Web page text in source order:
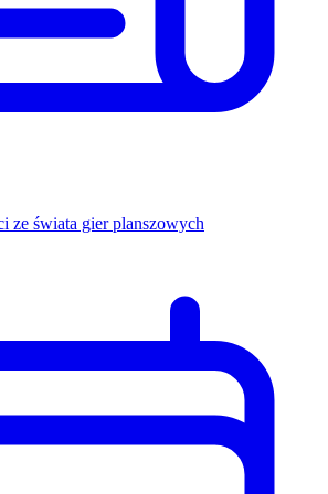
ze świata gier planszowych